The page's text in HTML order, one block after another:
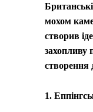
мохом
створив
захопливу
створення
1.